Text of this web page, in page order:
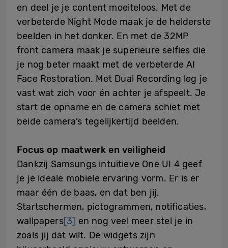
en deel je je content moeiteloos. Met de
verbeterde Night Mode maak je de helderste
beelden in het donker. En met de 32MP
front camera maak je superieure selfies die
je nog beter maakt met de verbeterde AI
Face Restoration. Met Dual Recording leg je
vast wat zich voor én achter je afspeelt. Je
start de opname en de camera schiet met
beide camera’s tegelijkertijd beelden.
Focus op maatwerk en veiligheid
Dankzij Samsungs intuïtieve One UI 4 geef
je je ideale mobiele ervaring vorm. Er is er
maar één de baas, en dat ben jij.
Startschermen, pictogrammen, notificaties,
wallpapers[3] en nog veel meer stel je in
zoals jij dat wilt. De widgets zijn